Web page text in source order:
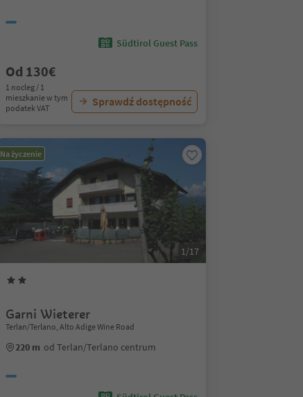
Südtirol Guest Pass
Od 130€
1 nocleg / 1
mieszkanie w tym
podatek VAT
Sprawdź dostępność
Na życzenie
1/17
Garni Wieterer
Terlan/Terlano, Alto Adige Wine Road
220 m od Terlan/Terlano centrum